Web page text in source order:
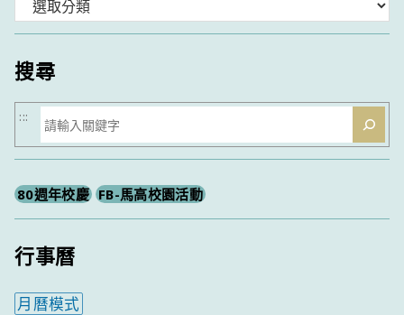
類
搜尋
搜
尋
:::
80週年校慶 FB-馬高校園活動
行事曆
月曆模式